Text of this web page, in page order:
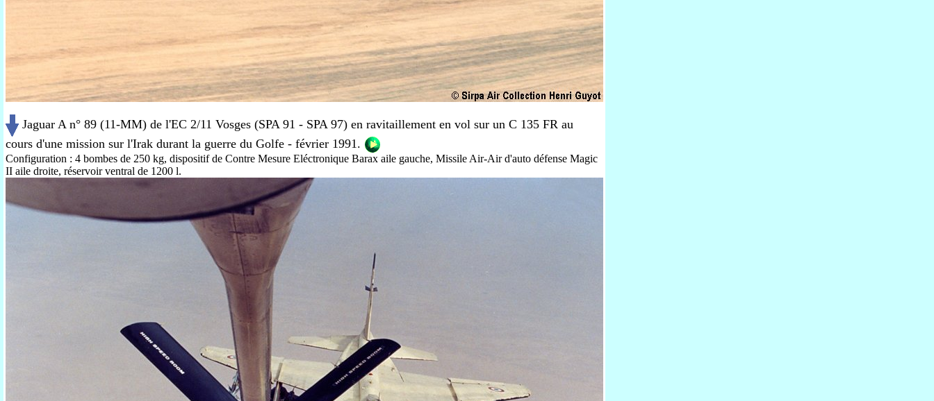
Jaguar A n° 89 (11-MM) de l'EC 2/11 Vosges (SPA 91 - SPA 97) en ravitaillement en vol sur un C 135 FR au
cours d'une mission sur l'Irak durant la guerre du Golfe - février 1991.
Configuration : 4 bombes de 250 kg, dispositif de Contre Mesure Eléctronique Barax aile gauche, Missile Air-Air d'auto défense Magic
II aile droite, réservoir ventral de 1200 l.